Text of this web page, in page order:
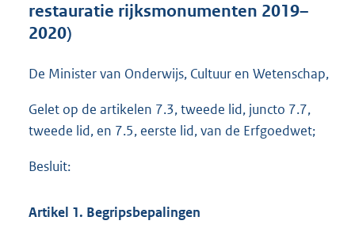
:
M
restauratie rijksmonumenten 2019–
2020)
De Minister van Onderwijs, Cultuur en Wetenschap,
Gelet op de artikelen 7.3, tweede lid, juncto 7.7,
tweede lid, en 7.5, eerste lid, van de Erfgoedwet;
Besluit:
Artikel 1. Begripsbepalingen